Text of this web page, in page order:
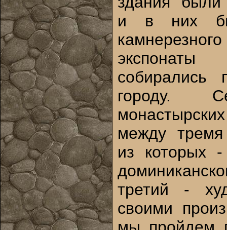
и в них
собирались
городу.
между
из которых
третий -
своими